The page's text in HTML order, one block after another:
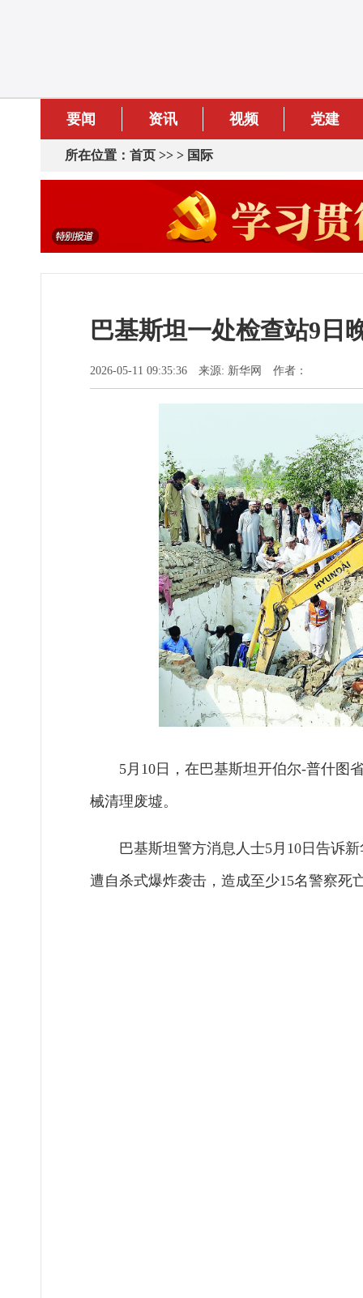
要闻 资讯 视频 党建
所在位置： 首页 >> > 国际
巴基斯坦一处检查站9日
2026-05-11 09:35:36 来源: 新华网 作者：
5月10日，在巴基斯坦开伯尔-普什图
械清理废墟。
巴基斯坦警方消息人士5月10日告诉
遭自杀式爆炸袭击，造成至少15名警察